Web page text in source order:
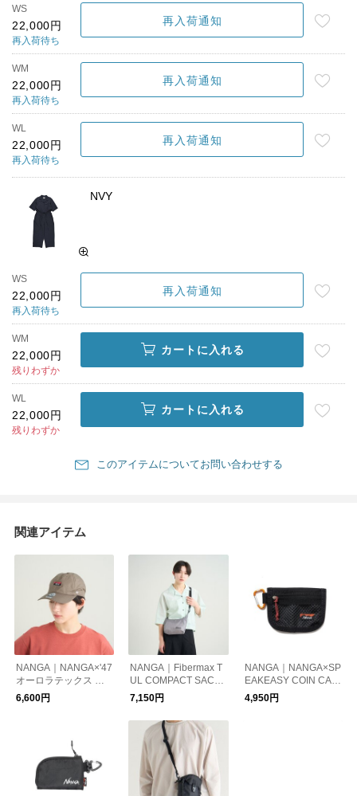
WS
22,000円
再入荷待ち
再入荷通知
WM
22,000円
再入荷待ち
再入荷通知
WL
22,000円
再入荷待ち
再入荷通知
NVY
WS
22,000円
再入荷待ち
再入荷通知
WM
22,000円
残りわずか
カートに入れる
WL
22,000円
残りわずか
カートに入れる
このアイテムについてお問い合わせする
関連アイテム
NANGA｜NANGA×'47
オーロラテックス キ
ャップ
6,600円
NANGA｜Fibermax T
UL COMPACT SACO
CHE
7,150円
NANGA｜NANGA×SP
EAKEASY COIN CAS
E
4,950円